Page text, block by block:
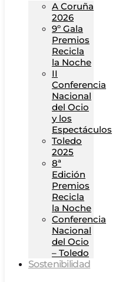
A Coruña
2026
9º Gala
Premios
Recicla
la Noche
II
Conferencia
Nacional
del Ocio
y los
Espectáculos
Toledo
2025
8ª
Edición
Premios
Recicla
la Noche
Conferencia
Nacional
del Ocio
– Toledo
Sostenibilidad